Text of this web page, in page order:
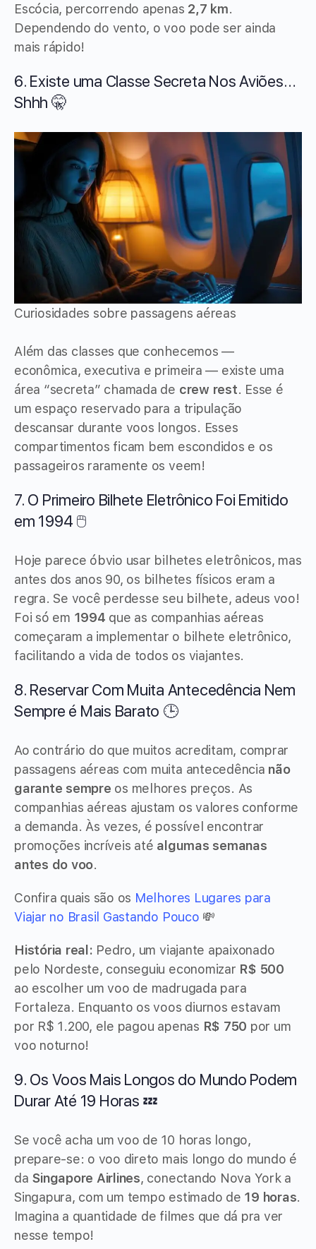
Escócia, percorrendo apenas 2,7 km.
Dependendo do vento, o voo pode ser ainda
mais rápido!
6. Existe uma Classe Secreta Nos Aviões…
Shhh 🤫
Curiosidades sobre passagens aéreas
Além das classes que conhecemos —
econômica, executiva e primeira — existe uma
área “secreta” chamada de crew rest. Esse é
um espaço reservado para a tripulação
descansar durante voos longos. Esses
compartimentos ficam bem escondidos e os
passageiros raramente os veem!
7. O Primeiro Bilhete Eletrônico Foi Emitido
em 1994 🖱️
Hoje parece óbvio usar bilhetes eletrônicos, mas
antes dos anos 90, os bilhetes físicos eram a
regra. Se você perdesse seu bilhete, adeus voo!
Foi só em 1994 que as companhias aéreas
começaram a implementar o bilhete eletrônico,
facilitando a vida de todos os viajantes.
8. Reservar Com Muita Antecedência Nem
Sempre é Mais Barato 🕒
Ao contrário do que muitos acreditam, comprar
passagens aéreas com muita antecedência não
garante sempre os melhores preços. As
companhias aéreas ajustam os valores conforme
a demanda. Às vezes, é possível encontrar
promoções incríveis até algumas semanas
antes do voo.
Confira quais são os Melhores Lugares para
Viajar no Brasil Gastando Pouco 💸
História real: Pedro, um viajante apaixonado
pelo Nordeste, conseguiu economizar R$ 500
ao escolher um voo de madrugada para
Fortaleza. Enquanto os voos diurnos estavam
por R$ 1.200, ele pagou apenas R$ 750 por um
voo noturno!
9. Os Voos Mais Longos do Mundo Podem
Durar Até 19 Horas 💤
Se você acha um voo de 10 horas longo,
prepare-se: o voo direto mais longo do mundo é
da Singapore Airlines, conectando Nova York a
Singapura, com um tempo estimado de 19 horas.
Imagina a quantidade de filmes que dá pra ver
nesse tempo!